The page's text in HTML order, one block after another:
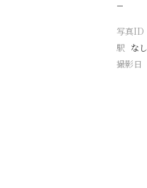
−
写真ID
駅 なし
撮影日